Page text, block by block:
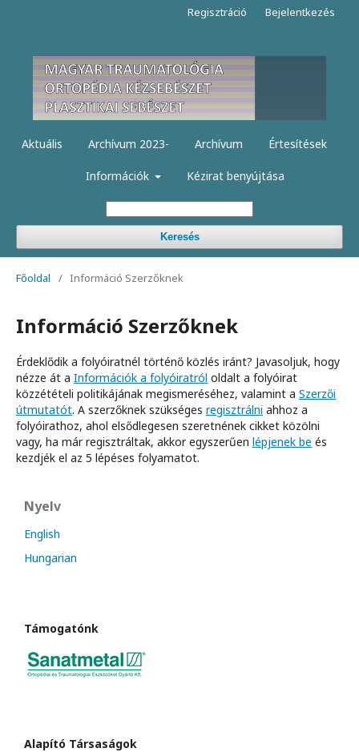
Aktuális Archívum 2023- Archívum Értesítések
Információk Kézirat benyújtása
Keresés
Regisztráció Bejelentkezés
Főoldal / Információ Szerzőknek
Információ Szerzőknek
Érdeklődik a folyóiratnél történő közlés iránt? Javasoljuk, hogy
nézze át a Információk a folyóiratról oldalt a folyóirat
közzétételi politikájának megismeréséhez, valamint a Szerzői
útmutatót. A szerzőknek szükséges regisztrálni ahhoz a
folyóirathoz, ahol elsődlegesen szeretnének cikket közölni
vagy, ha már regisztráltak, akkor egyszerűen lépjenek be és
kezdjék el az 5 lépéses folyamatot.
Nyelv
English
Hungarian
Támogatónk
Alapító Társaságok